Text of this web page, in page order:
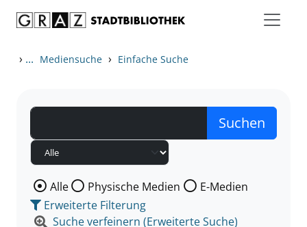
› ... Mediensuche › Einfache Suche
Wählen Sie die Medienart nach der Sie suchen wollen.
Alle Physische Medien
E-Medien
Erweiterte Filterung
Suche verfeinern (Erweiterte Suche)